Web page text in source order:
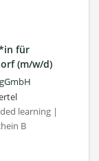
für
(m/w/d)
learning |
B